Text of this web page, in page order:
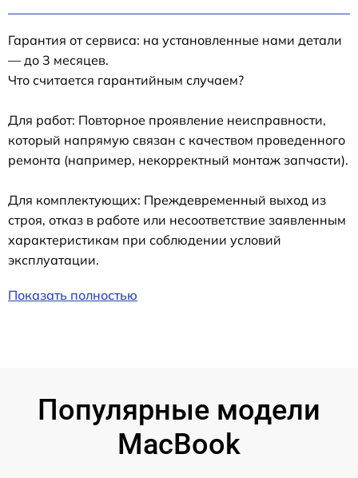
Гарантия от сервиса: на установленные нами детали
— до 3 месяцев.
Что считается гарантийным случаем?
Для работ: Повторное проявление неисправности,
который напрямую связан с качеством проведенного
ремонта (например, некорректный монтаж запчасти).
Для комплектующих: Преждевременный выход из
строя, отказ в работе или несоответствие заявленным
характеристикам при соблюдении условий
эксплуатации.
Показать полностью
Популярные модели
MacBook